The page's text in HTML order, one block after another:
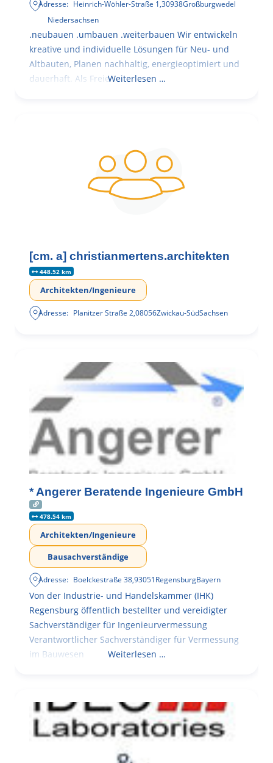
Adresse: Heinrich-Wöhler-Straße 1,30938Großburgwedel
Niedersachsen
.neubauen .umbauen .weiterbauen Wir entwickeln
kreative und individuelle Lösungen für Neu- und
Altbauten, Planen nachhaltig, energieoptimiert und
dauerhaft. Als FreieWeiterlesen …
[cm. a] christianmertens.architekten
448.52 km
Architekten/Ingenieure
Adresse: Planitzer Straße 2,08056Zwickau-SüdSachsen
* Angerer Beratende Ingenieure GmbH
478.54 km
Architekten/Ingenieure
Bausachverständige
Adresse: Boelckestraße 38,93051RegensburgBayern
Von der Industrie- und Handelskammer (IHK)
Regensburg öffentlich bestellter und vereidigter
Sachverständiger für Ingenieurvermessung
Verantwortlicher Sachverständiger für Vermessung
im Bauwesen
Weiterlesen …